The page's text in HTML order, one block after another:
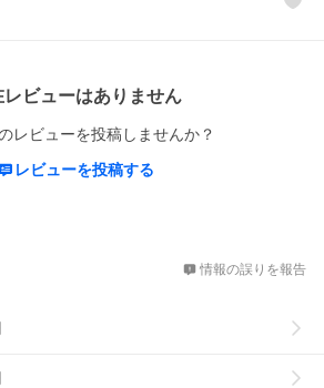
レビューはありません
レビューを投稿しませんか？
レビューを投稿する
情報の誤りを報告